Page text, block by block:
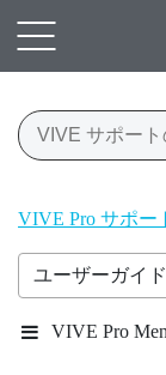
VIVE Pro サポー
ユーザーガイ
VIVE Pro